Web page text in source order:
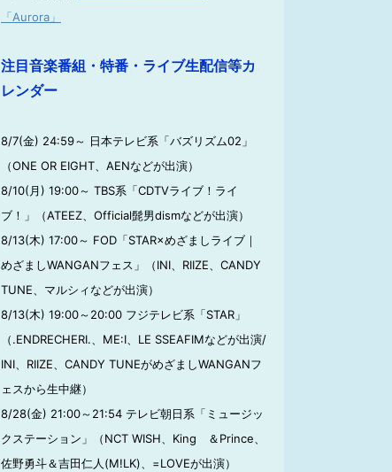
「Aurora」
注目音楽番組・特番・ライブ生配信等カ
レンダー
8/7(金) 24:59～ 日本テレビ系「バズリズム02」
（ONE OR EIGHT、AENなどが出演）
8/10(月) 19:00～ TBS系「CDTVライブ！ライ
ブ！」（ATEEZ、Official髭男dismなどが出演）
8/13(木) 17:00～ FOD「STAR×めざましライブ｜
めざましWANGANフェス」（INI、RIIZE、CANDY
TUNE、マルシィなどが出演）
8/13(木) 19:00～20:00 フジテレビ系「STAR」
（.ENDRECHERI.、ME:I、LE SSEAFIMなどが出演/
INI、RIIZE、CANDY TUNEがめざましWANGANフ
ェスから生中継）
8/28(金) 21:00～21:54 テレビ朝日系「ミュージッ
クステーション」（NCT WISH、King ＆Prince、
佐野勇斗＆吉田仁人(M!LK)、=LOVEが出演）